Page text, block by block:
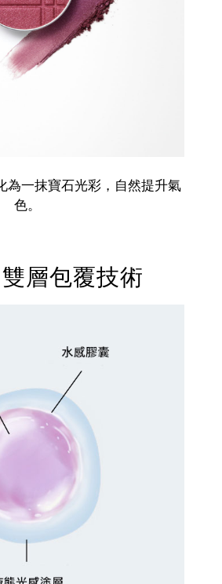
為一抹寶石光彩，自然提升氣
色。
層包覆技術